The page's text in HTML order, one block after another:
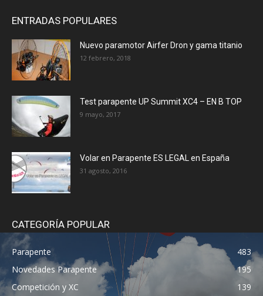
ENTRADAS POPULARES
Nuevo paramotor Airfer Dron y gama titanio
12 febrero, 2018
Test parapente UP Summit XC4 – EN B TOP
9 mayo, 2017
Volar en Parapente ES LEGAL en España
31 agosto, 2016
CATEGORÍA POPULAR
Parapente
483
Novedades Parapente
195
Competición y XC
139